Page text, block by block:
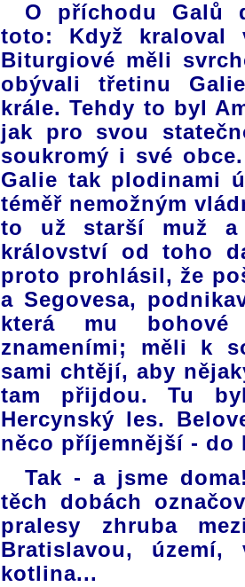
O příchodu Galů
toto: Když kraloval
Biturgiové měli
obývali třetinu
krále. Tehdy to byl
jak pro svou
soukromý i své
Galie tak plodinami
téměř nemožným
to už starší muž
království od toho
proto prohlásil, že
a Segovesa,
která mu bohové
znameními; měli k
sami chtějí, aby
tam přijdou. Tu
Hercynský les.
něco příjemnější - do
Tak - a jsme
těch dobách
pralesy zhruba
Bratislavou,
kotlina...